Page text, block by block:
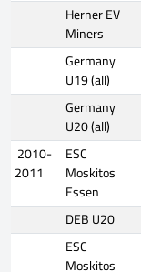
Herner EV
Miners
Germany
U19 (all)
Germany
U20 (all)
2010-
2011
ESC
Moskitos
Essen
DEB U20
ESC
Moskitos